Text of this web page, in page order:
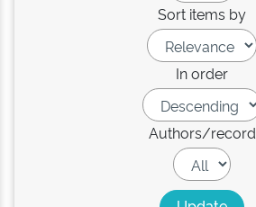
Sort items by
In order
Authors/record